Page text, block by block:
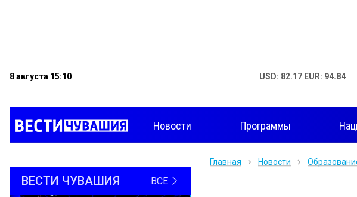
8 августа 15:10 USD: 82.17 EUR: 94.84
Новости Программы
ВЕСТИ ЧУВАШИЯ ВСЕ
Главная Новости